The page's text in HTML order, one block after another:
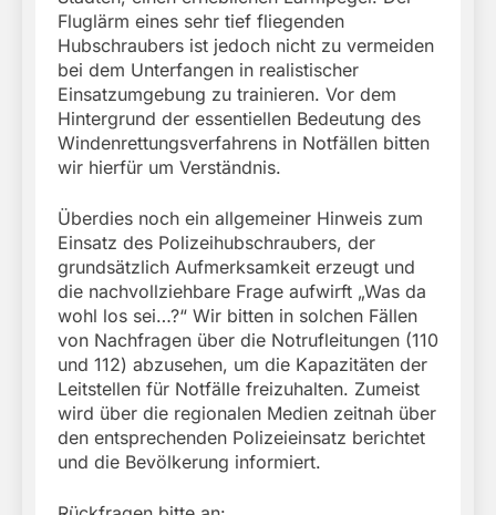
Fluglärm eines sehr tief fliegenden
Hubschraubers ist jedoch nicht zu vermeiden
bei dem Unterfangen in realistischer
Einsatzumgebung zu trainieren. Vor dem
Hintergrund der essentiellen Bedeutung des
Windenrettungsverfahrens in Notfällen bitten
wir hierfür um Verständnis.
Überdies noch ein allgemeiner Hinweis zum
Einsatz des Polizeihubschraubers, der
grundsätzlich Aufmerksamkeit erzeugt und
die nachvollziehbare Frage aufwirft „Was da
wohl los sei…?“ Wir bitten in solchen Fällen
von Nachfragen über die Notrufleitungen (110
und 112) abzusehen, um die Kapazitäten der
Leitstellen für Notfälle freizuhalten. Zumeist
wird über die regionalen Medien zeitnah über
den entsprechenden Polizeieinsatz berichtet
und die Bevölkerung informiert.